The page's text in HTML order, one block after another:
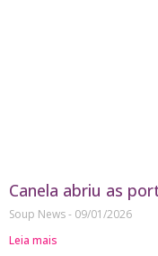
Canela abriu as
Soup News
09/01/2026
Leia mais